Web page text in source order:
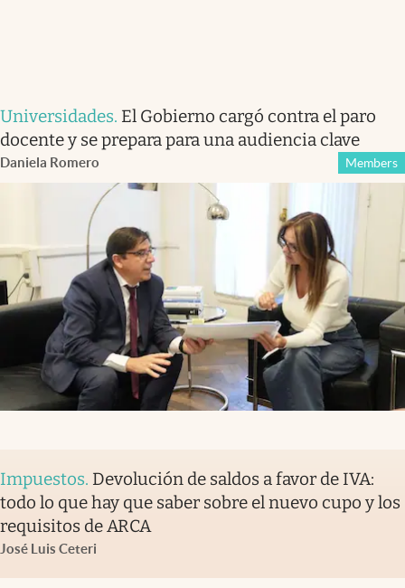
Universidades. El Gobierno cargó contra el paro
docente y se prepara para una audiencia clave
Daniela Romero Members
Impuestos. Devolución de saldos a favor de IVA:
todo lo que hay que saber sobre el nuevo cupo y los
requisitos de ARCA
José Luis Ceteri